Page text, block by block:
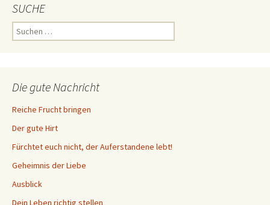
SUCHE
Suchen
nach:
Die gute Nachricht
Reiche Frucht bringen
Der gute Hirt
Fürchtet euch nicht, der Auferstandene lebt!
Geheimnis der Liebe
Ausblick
Dein Leben richtig stellen